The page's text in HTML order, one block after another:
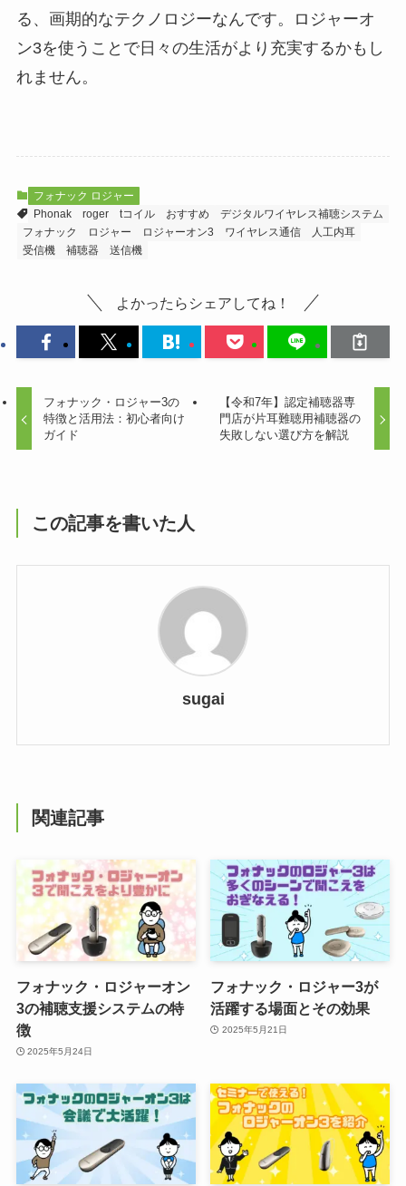
る、画期的なテクノロジーなんです。ロジャーオ
ン3を使うことで日々の生活がより充実するかもし
れません。
フォナック ロジャー
Phonak
roger tコイル おすすめ
デジタルワイヤレス補聴システム
フォナック
ロジャー ロジャーオン3 ワイヤレス通信
人工内耳
受信機
補聴器 送信機
よかったらシェアしてね！
フォナック・ロジャー3の
特徴と活用法：初心者向け
ガイド
【令和7年】認定補聴器専
門店が片耳難聴用補聴器の
失敗しない選び方を解説
この記事を書いた人
sugai
関連記事
フォナック・ロジャーオン
3の補聴支援システムの特
徴
2025年5月24日
フォナック・ロジャー3が
活躍する場面とその効果
2025年5月21日